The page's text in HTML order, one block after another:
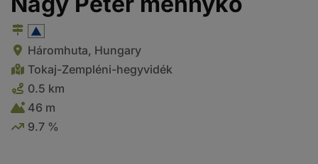
Háromhuta, Hungary
Tokaj-Zempléni-hegyvidék
0.5 km
46 m
9.7 %